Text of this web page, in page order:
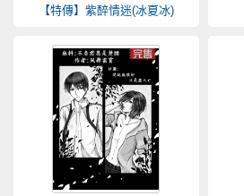
【特傳】紫醉情迷(冰夏冰)